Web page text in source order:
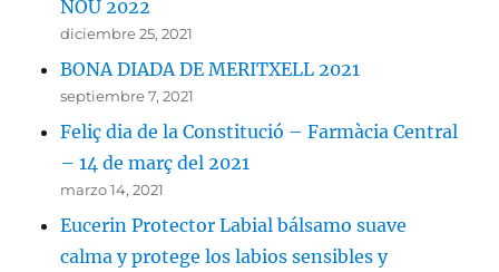
NOU 2022
diciembre 25, 2021
BONA DIADA DE MERITXELL 2021
septiembre 7, 2021
Feliç dia de la Constitució – Farmàcia Central
– 14 de març del 2021
marzo 14, 2021
Eucerin Protector Labial bálsamo suave
calma y protege los labios sensibles y